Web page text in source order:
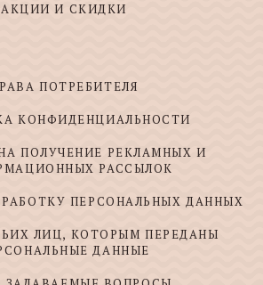
АКЦИИ И СКИДКИ
ПОТРЕБИТЕЛЯ
КОНФИДЕНЦИАЛЬНОСТИ
ПОЛУЧЕНИЕ РЕКЛАМНЫХ И
РАССЫЛОК
ПЕРСОНАЛЬНЫХ ДАННЫХ
ЛИЦ, КОТОРЫМ ПЕРЕДАНЫ
ДАННЫЕ